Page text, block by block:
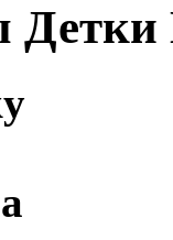
Детки